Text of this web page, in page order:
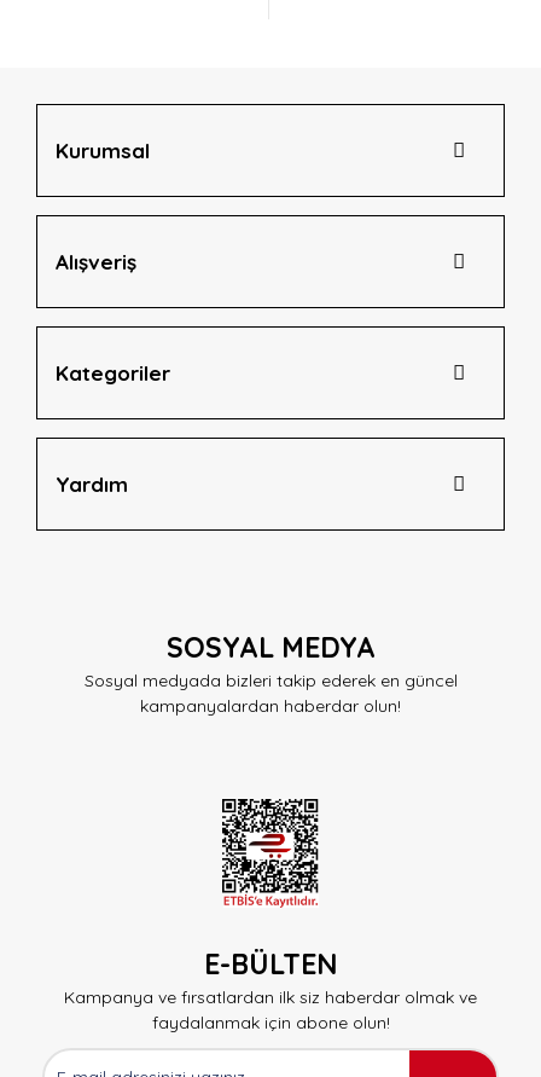
Ürün açıklamasında eksik bilgiler bulunuyor.
Kurumsal
Alışveriş
Kategoriler
Yardım
SOSYAL MEDYA
Sosyal medyada bizleri takip ederek en güncel
kampanyalardan haberdar olun!
E-BÜLTEN
Kampanya ve fırsatlardan ilk siz haberdar olmak ve
faydalanmak için abone olun!